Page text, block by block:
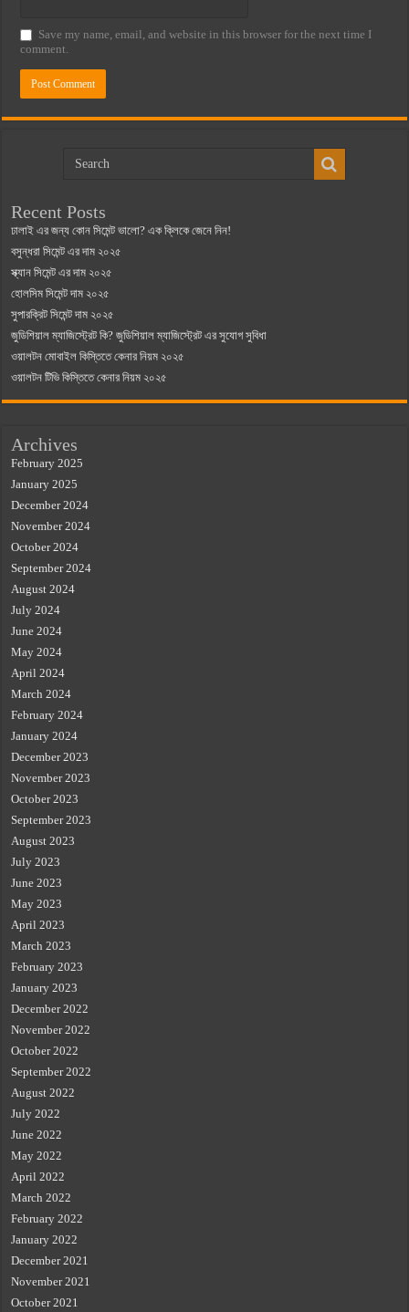
Save my name, email, and website in this browser for the next time I
comment.
Recent Posts
ঢালাই এর জন্য কোন সিমেন্ট ভালো? এক ক্লিকে জেনে নিন!
বসুন্ধরা সিমেন্ট এর দাম ২০২৫
স্ক্যান সিমেন্ট এর দাম ২০২৫
হোলসিম সিমেন্ট দাম ২০২৫
সুপারক্রিট সিমেন্ট দাম ২০২৫
জুডিশিয়াল ম্যাজিস্ট্রেট কি? জুডিশিয়াল ম্যাজিস্ট্রেট এর সুযোগ সুবিধা
ওয়ালটন মোবাইল কিস্তিতে কেনার নিয়ম ২০২৫
ওয়ালটন টিভি কিস্তিতে কেনার নিয়ম ২০২৫
Archives
February 2025
January 2025
December 2024
November 2024
October 2024
September 2024
August 2024
July 2024
June 2024
May 2024
April 2024
March 2024
February 2024
January 2024
December 2023
November 2023
October 2023
September 2023
August 2023
July 2023
June 2023
May 2023
April 2023
March 2023
February 2023
January 2023
December 2022
November 2022
October 2022
September 2022
August 2022
July 2022
June 2022
May 2022
April 2022
March 2022
February 2022
January 2022
December 2021
November 2021
October 2021